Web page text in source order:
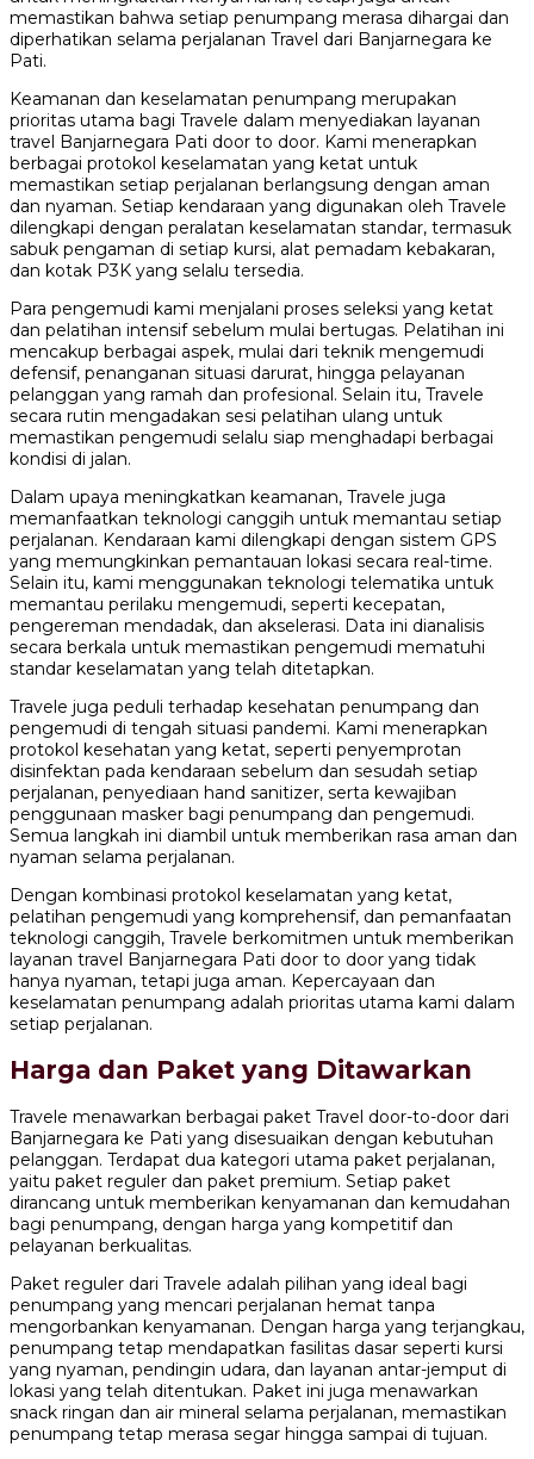
memastikan bahwa setiap penumpang merasa dihargai dan
diperhatikan selama perjalanan Travel dari Banjarnegara ke
Pati.
Keamanan dan keselamatan penumpang merupakan
prioritas utama bagi Travele dalam menyediakan layanan
travel Banjarnegara Pati door to door. Kami menerapkan
berbagai protokol keselamatan yang ketat untuk
memastikan setiap perjalanan berlangsung dengan aman
dan nyaman. Setiap kendaraan yang digunakan oleh Travele
dilengkapi dengan peralatan keselamatan standar, termasuk
sabuk pengaman di setiap kursi, alat pemadam kebakaran,
dan kotak P3K yang selalu tersedia.
Para pengemudi kami menjalani proses seleksi yang ketat
dan pelatihan intensif sebelum mulai bertugas. Pelatihan ini
mencakup berbagai aspek, mulai dari teknik mengemudi
defensif, penanganan situasi darurat, hingga pelayanan
pelanggan yang ramah dan profesional. Selain itu, Travele
secara rutin mengadakan sesi pelatihan ulang untuk
memastikan pengemudi selalu siap menghadapi berbagai
kondisi di jalan.
Dalam upaya meningkatkan keamanan, Travele juga
memanfaatkan teknologi canggih untuk memantau setiap
perjalanan. Kendaraan kami dilengkapi dengan sistem GPS
yang memungkinkan pemantauan lokasi secara real-time.
Selain itu, kami menggunakan teknologi telematika untuk
memantau perilaku mengemudi, seperti kecepatan,
pengereman mendadak, dan akselerasi. Data ini dianalisis
secara berkala untuk memastikan pengemudi mematuhi
standar keselamatan yang telah ditetapkan.
Travele juga peduli terhadap kesehatan penumpang dan
pengemudi di tengah situasi pandemi. Kami menerapkan
protokol kesehatan yang ketat, seperti penyemprotan
disinfektan pada kendaraan sebelum dan sesudah setiap
perjalanan, penyediaan hand sanitizer, serta kewajiban
penggunaan masker bagi penumpang dan pengemudi.
Semua langkah ini diambil untuk memberikan rasa aman dan
nyaman selama perjalanan.
Dengan kombinasi protokol keselamatan yang ketat,
pelatihan pengemudi yang komprehensif, dan pemanfaatan
teknologi canggih, Travele berkomitmen untuk memberikan
layanan travel Banjarnegara Pati door to door yang tidak
hanya nyaman, tetapi juga aman. Kepercayaan dan
keselamatan penumpang adalah prioritas utama kami dalam
setiap perjalanan.
Harga dan Paket yang Ditawarkan
Travele menawarkan berbagai paket Travel door-to-door dari
Banjarnegara ke Pati yang disesuaikan dengan kebutuhan
pelanggan. Terdapat dua kategori utama paket perjalanan,
yaitu paket reguler dan paket premium. Setiap paket
dirancang untuk memberikan kenyamanan dan kemudahan
bagi penumpang, dengan harga yang kompetitif dan
pelayanan berkualitas.
Paket reguler dari Travele adalah pilihan yang ideal bagi
penumpang yang mencari perjalanan hemat tanpa
mengorbankan kenyamanan. Dengan harga yang terjangkau,
penumpang tetap mendapatkan fasilitas dasar seperti kursi
yang nyaman, pendingin udara, dan layanan antar-jemput di
lokasi yang telah ditentukan. Paket ini juga menawarkan
snack ringan dan air mineral selama perjalanan, memastikan
penumpang tetap merasa segar hingga sampai di tujuan.